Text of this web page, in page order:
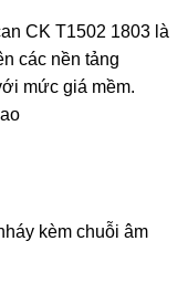
CK T1502 1803 là
các nền tảng
mức giá mềm.
kèm chuỗi âm